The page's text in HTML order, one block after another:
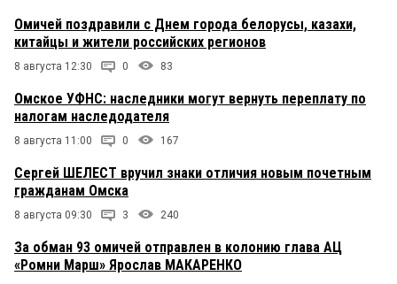
Омичей поздравили с Днем города белорусы, казахи,
китайцы и жители российских регионов
8 августа 12:30 0 83
Омское УФНС: наследники могут вернуть переплату по
налогам наследодателя
8 августа 11:00 0 167
Сергей ШЕЛЕСТ вручил знаки отличия новым почетным
гражданам Омска
8 августа 09:30 3 240
За обман 93 омичей отправлен в колонию глава АЦ
«Ромни Марш» Ярослав МАКАРЕНКО